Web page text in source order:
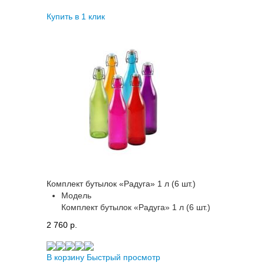
Купить в 1 клик
Комплект бутылок «Радуга» 1 л (6 шт.)
Модель
Комплект бутылок «Радуга» 1 л (6 шт.)
2 760 p.
В корзину Быстрый просмотр